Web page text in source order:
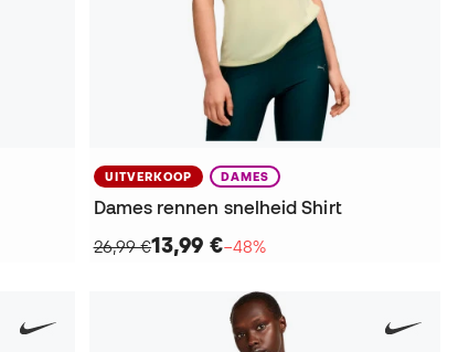
UITVERKOOP DAMES
Dames rennen snelheid Shirt
26,99 €13,99 €−48%